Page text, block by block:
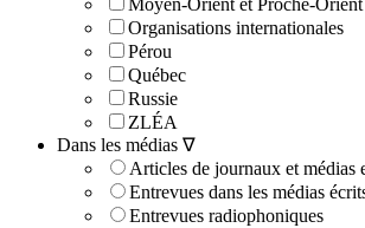
Moyen-Orient et Proche-Orient
Organisations internationales
Pérou
Québec
Russie
ZLÉA
Dans les médias ∇
Articles de journaux et médias
Entrevues dans les médias
Entrevues radiophoniques